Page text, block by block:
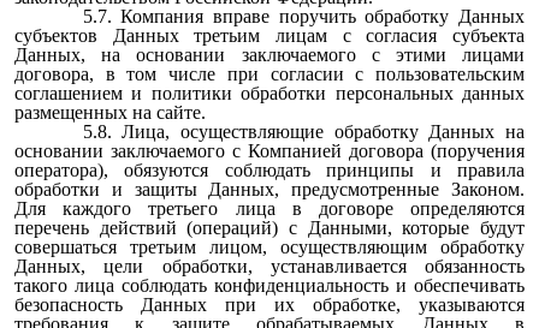
5.7. Компания вправе поручить обработку Данных
субъектов Данных третьим лицам с согласия субъекта
Данных, на основании заключаемого с этими лицами
договора, в том числе при согласии с пользовательским
соглашением и политики обработки персональных данных
размещенных на сайте.
5.8. Лица, осуществляющие обработку Данных на
основании заключаемого с Компанией договора (поручения
оператора), обязуются соблюдать принципы и правила
обработки и защиты Данных, предусмотренные Законом.
Для каждого третьего лица в договоре определяются
перечень действий (операций) с Данными, которые будут
совершаться третьим лицом, осуществляющим обработку
Данных, цели обработки, устанавливается обязанность
такого лица соблюдать конфиденциальность и обеспечивать
безопасность Данных при их обработке, указываются
требования к защите обрабатываемых Данных в